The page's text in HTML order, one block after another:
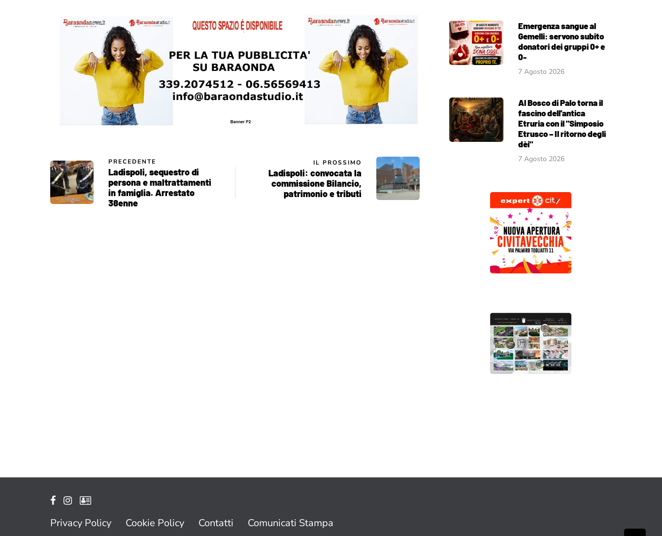
PRECEDENTE
Ladispoli, sequestro di
persona e maltrattamenti
in famiglia. Arrestato
38enne
IL PROSSIMO
Ladispoli: convocata la
commissione Bilancio,
patrimonio e tributi
Emergenza sangue al
Gemelli: servono subito
donatori dei gruppi 0+ e
0-
7 Agosto 2026
Al Bosco di Palo torna il
fascino dell'antica
Etruria con il "Simposio
Etrusco – Il ritorno degli
dèi"
7 Agosto 2026
Privacy Policy Cookie Policy Contatti Comunicati Stampa